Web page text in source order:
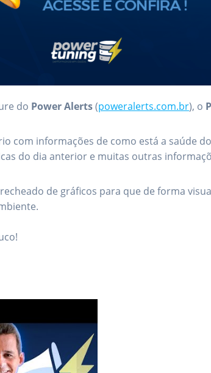
do Power Alerts(poweralerts.com.br), o
com informações de como está a saúde
do dia anterior e muitas outras
de gráficos para que de forma